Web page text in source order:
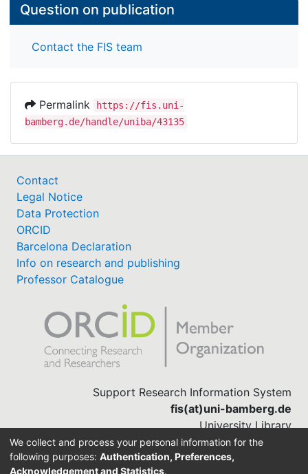
Question on publication
Contact the FIS team
Permalink
https://fis.uni-
bamberg.de/handle/uniba/43135
Contact
Legal Notice
Data Protection
ORCID
Barcelona Declaration
Info on research and publishing
Professor Catalogue
Support Research Information System
fis(at)uni-bamberg.de
University Library
(0951) 863-1568
We collect and process your personal information for the
following purposes: Authentication, Preferences,
Acknowledgement and Statistics.